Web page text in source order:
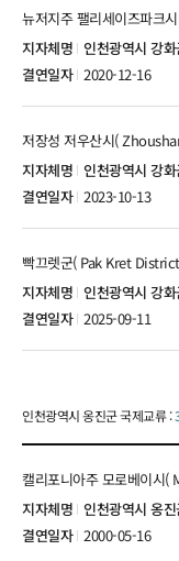
인천광역시 강
뉴저지주 팰리세이즈파크
2020-12-16
인천광역시 강
저장성 저우산시(
2023-10-13
인천광역시 강
빡끄렛군( Pak Kret
2025-09-11
인천광역시 옹진군 국제교류 :
인천광역시 옹
캘리포니아주 모로베이
2000-05-16